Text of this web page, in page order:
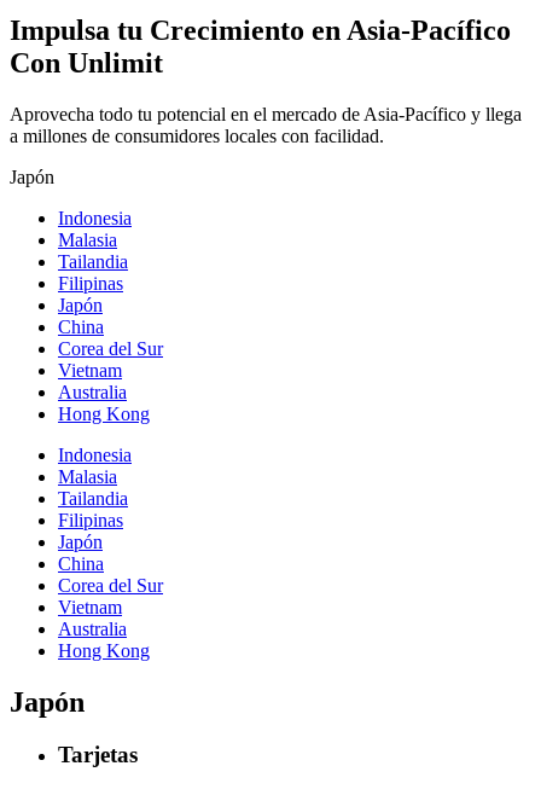
Impulsa tu Crecimiento en Asia-Pacífico
Con Unlimit
Aprovecha todo tu potencial en el mercado de Asia-Pacífico y llega
a millones de consumidores locales con facilidad.
Japón
Indonesia
Malasia
Tailandia
Filipinas
Japón
China
Corea del Sur
Vietnam
Australia
Hong Kong
Indonesia
Malasia
Tailandia
Filipinas
Japón
China
Corea del Sur
Vietnam
Australia
Hong Kong
Japón
Tarjetas